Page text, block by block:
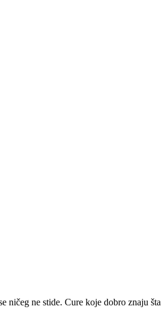
ničeg ne stide. Cure koje dobro znaju